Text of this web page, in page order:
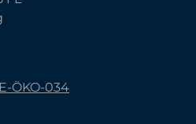
ÖKO-034